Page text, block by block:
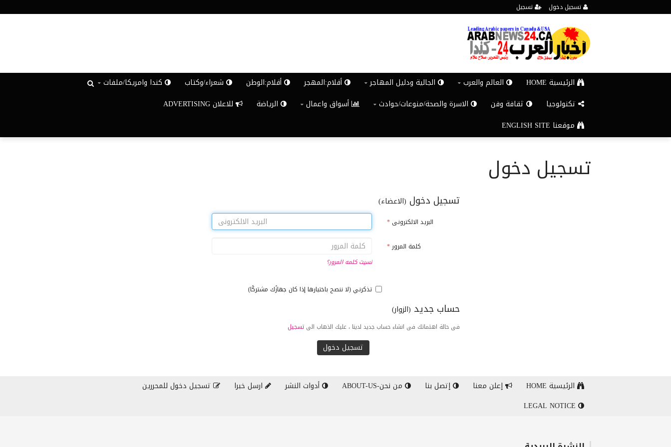
تسجيل دخول تسجيل
الرئيسية HOME العالم والعرب الجالية ودليل المهاجر أقلام:المهجر أقلام:الوطن شعراء/وكتاب
كندا وامريكا/ملفات
تكنولوجيا
ثقافة وفن الاسرة والصحة/منوعات/حوادث أسواق واعمال الرياضة
للاعلان ADVERTISING
موقعنا ENGLISH SITE
تسجيل دخول
تسجيل دخول (الاعضاء)
البريد الالكترونى *
كلمة المرور *
نسيت كلمه المرور؟
تذكرني (لا ننصح باختيارها إذا كان جهازًك مشتركًا)
حساب جديد (الزوار)
فى حالة اهتماتك فى انشاء حساب جديد لدينا ، عليك الذهاب الىتسجيل
الرئيسية HOME إعلن معنا إتصل بنا من نحن-ABOUT-US أدوات النشر ارسل خبرا
تسجيل دخول للمحررين